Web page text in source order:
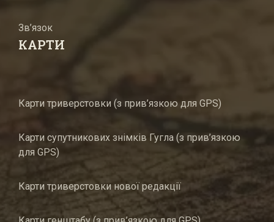
Зв’язок
КАРТИ
Карти триверстовки (з прив’язкою для GPS)
Карти супутникових знімків Гугла (з прив’язкою
для GPS)
Карти триверстовки нової редакції